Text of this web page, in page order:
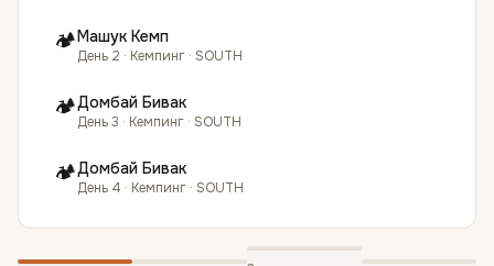
🏕️Машук Кемп
День 2 · Кемпинг · SOUTH
🏕️Домбай Бивак
День3 · Кемпинг · SOUTH
🏕️Домбай Бивак
День 4 · Кемпинг · SOUTH